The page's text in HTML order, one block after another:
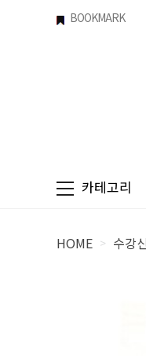
BOOKMARK
카테고리
HOME > 수강